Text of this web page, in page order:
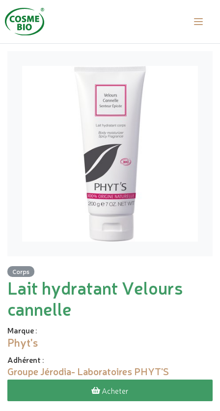
Corps
Lait hydratant Velours
cannelle
Marque:
Phyt's
Adhérent :
Groupe Jérodia- Laboratoires PHYT'S
Acheter